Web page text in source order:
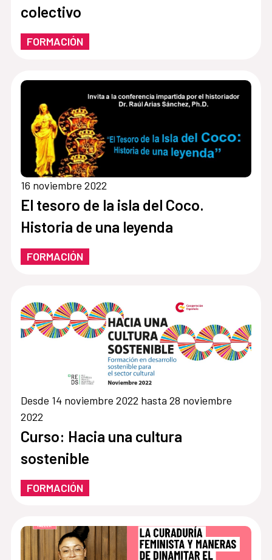
colectivo
FORMACIÓN
16 noviembre 2022
El tesoro de la isla del Coco.
Historia de una leyenda
FORMACIÓN
Desde 14 noviembre 2022 hasta 28 noviembre
2022
Curso: Hacia una cultura
sostenible
FORMACIÓN